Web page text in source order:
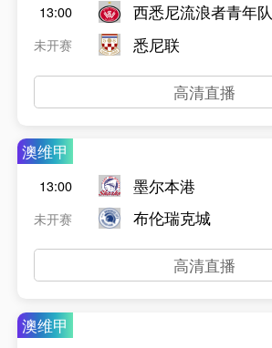
13:00
未开赛
西悉尼流浪者青年队
悉尼联
高清直播
澳维甲
13:00
未开赛
墨尔本港
布伦瑞克城
高清直播
澳维甲